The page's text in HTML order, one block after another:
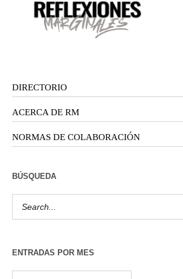
DIRECTORIO
ACERCA DE RM
NORMAS DE COLABORACIÓN
BÚSQUEDA
ENTRADAS POR MES